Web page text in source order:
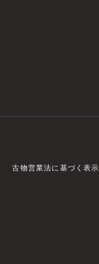
古物営業法に基づく表示